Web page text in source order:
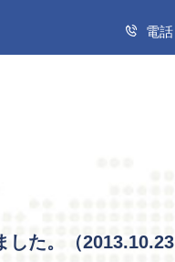
電話
した。（2013.10.23